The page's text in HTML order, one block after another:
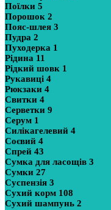
Поїлки 5
Порошок 2
Пояс-шлея 3
Пудра 2
Пуходерка 1
Рідина 11
Рідкий шовк 1
Рукавиці 4
Рюкзаки 4
Свитки 4
Серветки 9
Серум 1
Силікагелевий 4
Соєвий 4
Спрей 43
Сумка для ласощів 3
Сумки 27
Суспензія 3
Сухий корм 108
Сухий шампунь 2